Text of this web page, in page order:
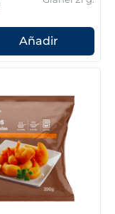
Añadir